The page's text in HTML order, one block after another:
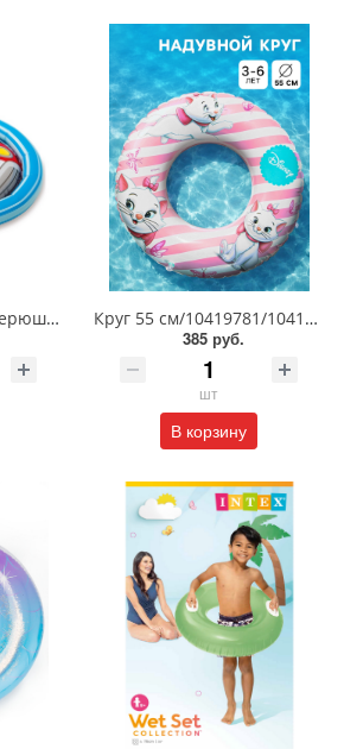
Круг с сиденьем "Зверюшки"/34180
Круг 55 см/10419781/10419782/10419783
385 руб.
шт
В корзину